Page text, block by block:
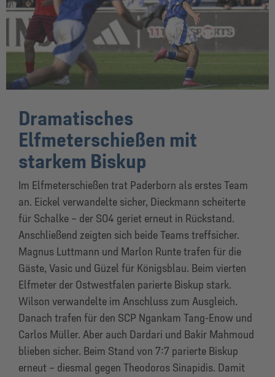
Dramatisches
Elfmeterschießen mit
starkem Biskup
Im Elfmeterschießen trat Paderborn als erstes Team
an. Eickel verwandelte sicher, Dieckmann scheiterte
für Schalke – der S04 geriet erneut in Rückstand.
Anschließend zeigten sich beide Teams treffsicher.
Magnus Luttmann und Marlon Runte trafen für die
Gäste, Vasic und Güzel für Königsblau. Beim vierten
Elfmeter der Ostwestfalen parierte Biskup stark.
Wilson verwandelte im Anschluss zum Ausgleich.
Danach trafen für den SCP Ngankam Tang-Enow und
Carlos Müller. Aber auch Dardari und Bakir Mahmoud
blieben sicher. Beim Stand von 7:7 parierte Biskup
erneut – diesmal gegen Theodoros Sinapidis. Damit